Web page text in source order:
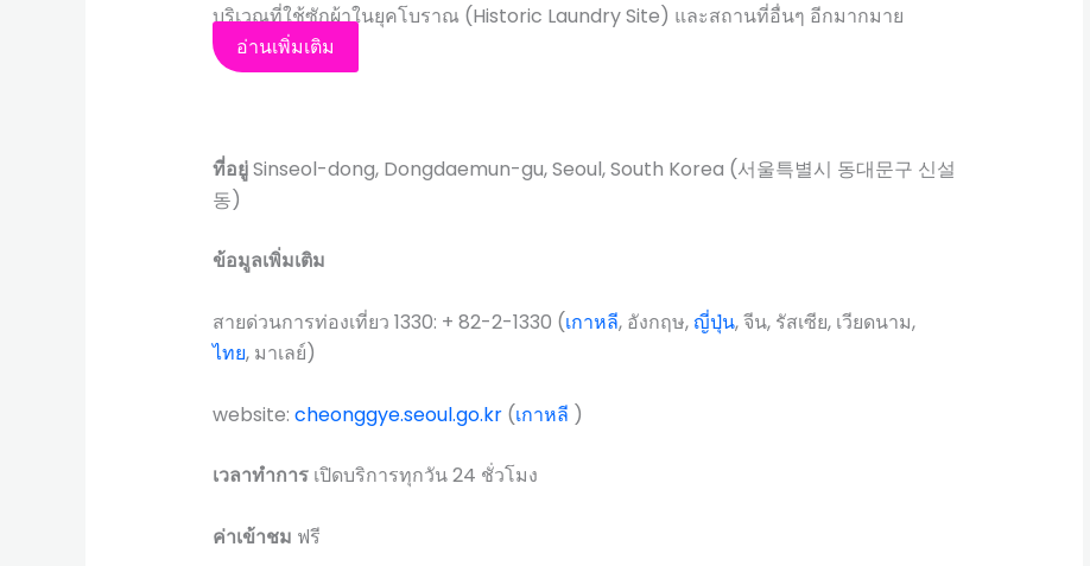
บริเวณที่ใช้ซักผ้าในยุคโบราณ (Historic Laundry Site) และสถานที่อื่นๆ อีกมากมาย
อ่านเพิ่มเติม
ที่อยู่Sinseol-dong, Dongdaemun-gu, Seoul, South Korea (서울특별시 동대문구 신설
동)
ข้อมูลเพิ่มเติม
สายด่วนการท่องเที่ยว 1330: + 82-2-1330 (เกาหลี, อังกฤษ,ญี่ปุ่น, จีน, รัสเซีย, เวียดนาม,
ไทย, มาเลย์)
website: cheonggye.seoul.go.kr(เกาหลี )
เวลาทำการเปิดบริการทุกวัน 24 ชั่วโมง
ค่าเข้าชม ฟรี